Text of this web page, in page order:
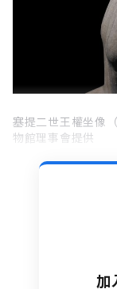
塞提二世王權坐像
物館理事會提供
加